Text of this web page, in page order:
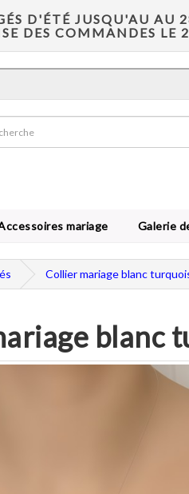
D'ÉTÉ JUSQU'AU AU
DES COMMANDES LE
mariage Galerie
Collier mariage blanc
blanc